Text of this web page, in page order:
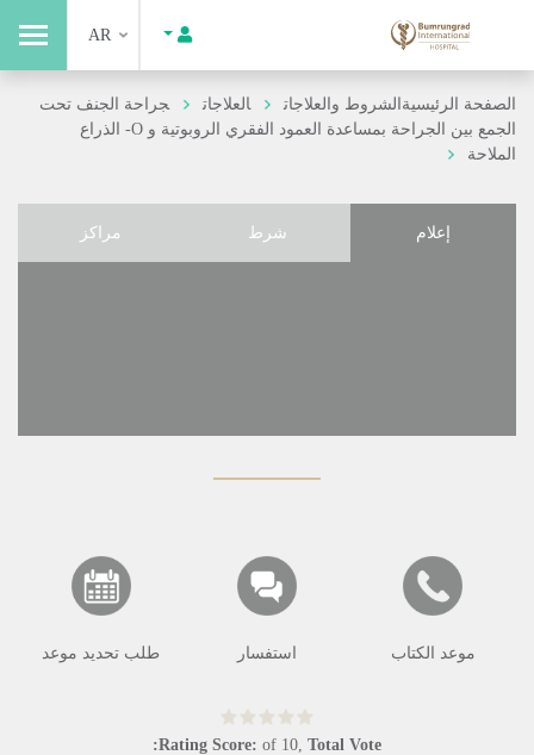
AR
الصفحة الرئيسيةالشروط والعلاجات العلاجات
جراحة الجنف تحت
الجمع بين الجراحة بمساعدة العمود الفقري الروبوتية و O- الذراع
الملاحة
إعلام شرط مراكز
موعد الكتاب استفسار طلب تحديد موعد
Rating Score: of 10, Total Vote: